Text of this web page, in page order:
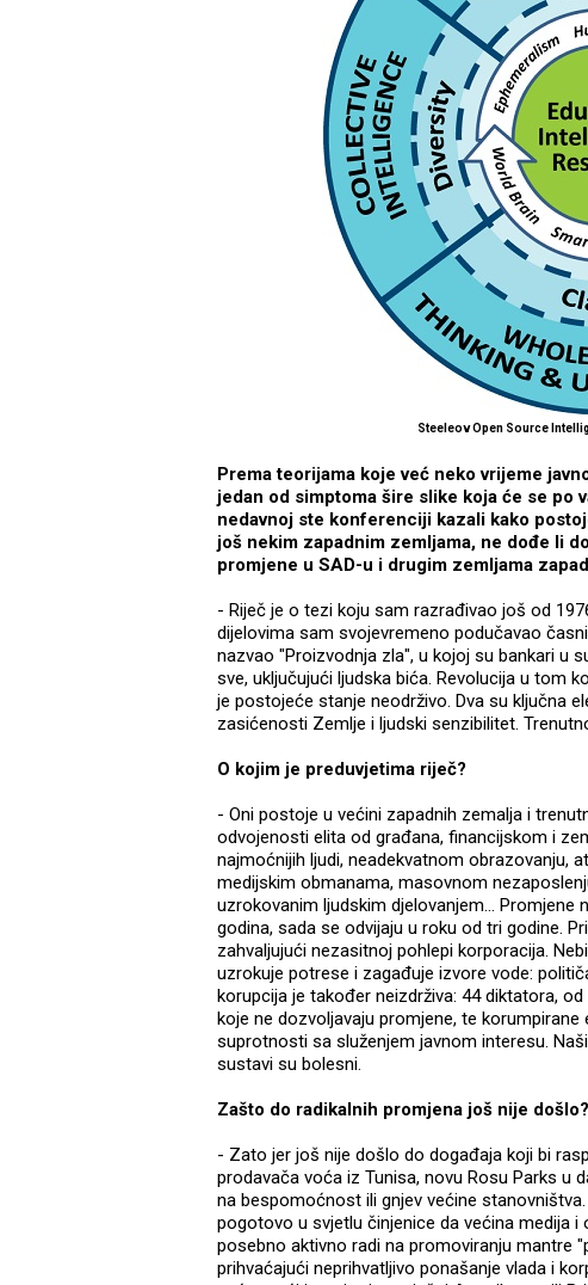
Steeleov Open Source
Prema teorijama koje već neko vrijeme
jedan od simptoma šire slike koja će se po
nedavnoj ste konferenciji kazali kako
još nekim zapadnim zemljama, ne dođe li
promjene u SAD-u i drugim zemljama
- Riječ je o tezi koju sam razrađivao još od
dijelovima sam svojevremeno podučavao
nazvao "Proizvodnja zla", u kojoj su bankari u
sve, uključujući ljudska bića. Revolucija u tom
je postojeće stanje neodrživo. Dva su ključna
zasićenosti Zemlje i ljudski senzibilitet.
O kojim je preduvjetima riječ?
- Oni postoje u većini zapadnih zemalja i
odvojenosti elita od građana, financijskom i
najmoćnijih ljudi, neadekvatnom obrazovanju,
medijskim obmanama, masovnom
uzrokovanim ljudskim djelovanjem... Promjene
godina, sada se odvijaju u roku od tri godine.
zahvaljujući nezasitnoj pohlepi korporacija.
uzrokuje potrese i zagađuje izvore vode:
korupcija je također neizdrživa: 44 diktatora,
koje ne dozvoljavaju promjene, te
suprotnosti sa služenjem javnom interesu.
sustavi su bolesni.
Zašto do radikalnih promjena još nije došlo?
- Zato jer još nije došlo do događaja koji bi
prodavača voća iz Tunisa, novu Rosu Parks u
na bespomoćnost ili gnjev većine
pogotovo u svjetlu činjenice da većina medija
posebno aktivno radi na promoviranju mantre
prihvaćajući neprihvatljivo ponašanje vlada i